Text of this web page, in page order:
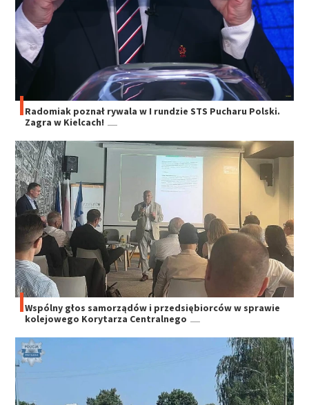
Radomiak poznał rywala w I rundzie STS Pucharu Polski.
Zagra w Kielcach!
Wspólny głos samorządów i przedsiębiorców w sprawie
kolejowego Korytarza Centralnego